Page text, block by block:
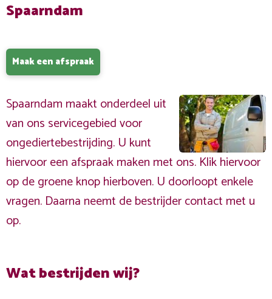
Spaarndam
Maak een afspraak
Spaarndam maakt onderdeel uit
van ons servicegebied voor
ongediertebestrijding. U kunt
hiervoor een afspraak maken met ons. Klik hiervoor
op de groene knop hierboven. U doorloopt enkele
vragen. Daarna neemt de bestrijder contact met u
op.
Wat bestrijden wij?